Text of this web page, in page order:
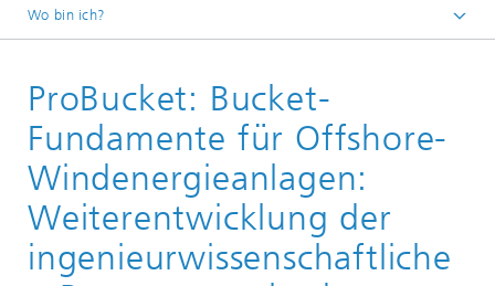
Wo bin ich?
Forschungsprojekte
ProBucket: Bucket-
Fundamente für Offshore-
Windenergieanlagen:
Weiterentwicklung der
ingenieurwissenschaftliche